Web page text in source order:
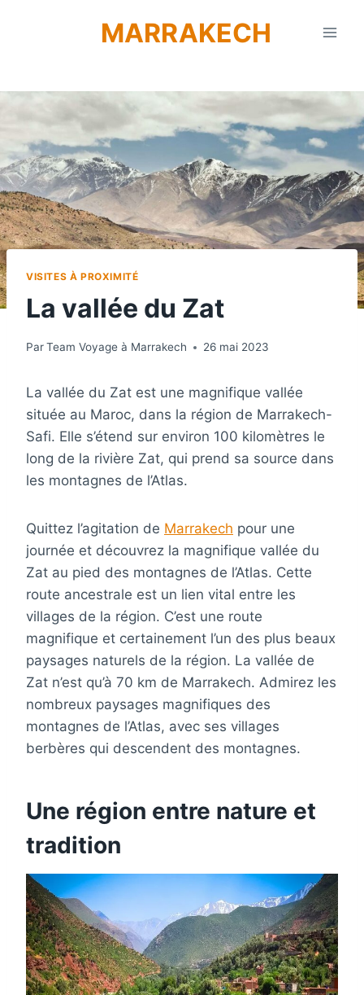
MARRAKECH
VISITES À PROXIMITÉ
La vallée du Zat
ParTeam Voyage à Marrakech 26 mai 2023
La vallée du Zat est une magnifique vallée
située au Maroc, dans la région de Marrakech-
Safi. Elle s’étend sur environ 100 kilomètres le
long de la rivière Zat, qui prend sa source dans
les montagnes de l’Atlas.
Quittez l’agitation de Marrakech pour une
journée et découvrez la magnifique vallée du
Zat au pied des montagnes de l’Atlas. Cette
route ancestrale est un lien vital entre les
villages de la région. C’est une route
magnifique et certainement l’un des plus beaux
paysages naturels de la région. La vallée de
Zat n’est qu’à 70 km de Marrakech. Admirez les
nombreux paysages magnifiques des
montagnes de l’Atlas, avec ses villages
berbères qui descendent des montagnes.
Une région entre nature et
tradition